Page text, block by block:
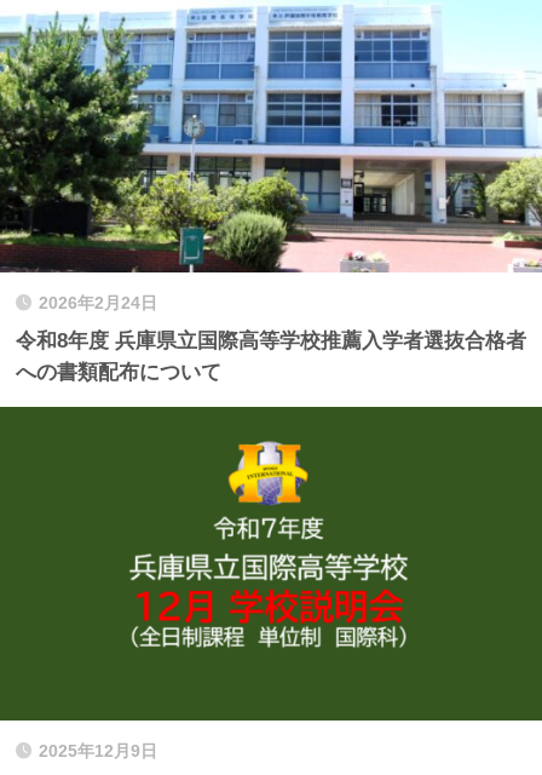
2026年2月24日
令和8年度 兵庫県立国際高等学校推薦入学者選抜合格者
への書類配布について
2025年12月9日